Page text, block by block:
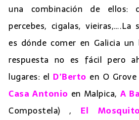
una combinación de ellos:
percebes, cigalas,
es dónde comer en Galicia
respuesta no es fácil pero
lugares: el D’Berto en O
Casa Antonio en Malpica, A
Compostela) , El Mosquito